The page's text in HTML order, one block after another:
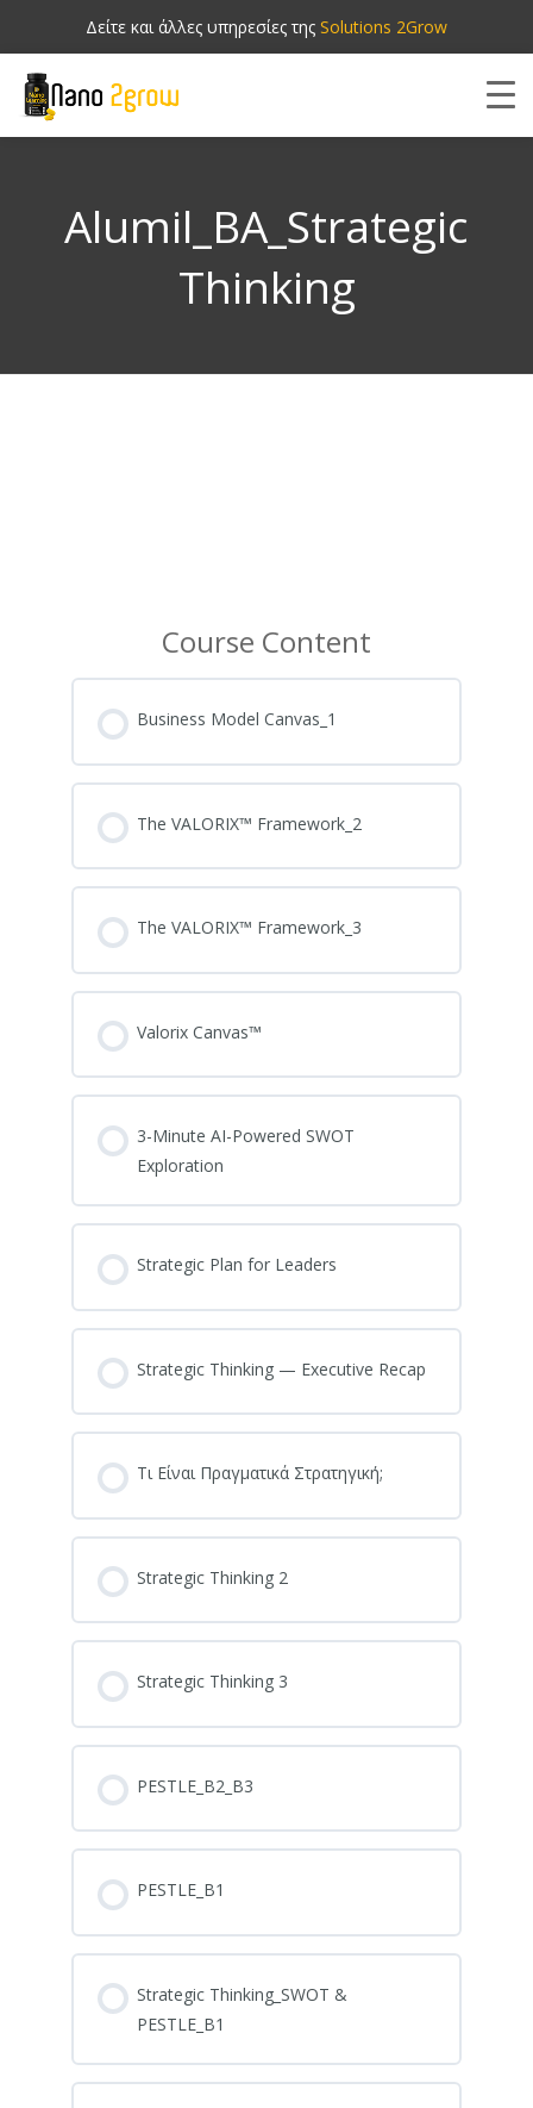
Δείτε και άλλες υπηρεσίες της Solutions 2Grow
Alumil_BA_Strategic
Thinking
Course Content
Business Model Canvas_1
The VALORIX™ Framework_2
The VALORIX™ Framework_3
Valorix Canvas™
3-Minute AI-Powered SWOT
Exploration
Strategic Plan for Leaders
Strategic Thinking — Executive Recap
Τι Είναι Πραγματικά Στρατηγική;
Strategic Thinking 2
Strategic Thinking 3
PESTLE_B2_B3
PESTLE_B1
Strategic Thinking_SWOT &
PESTLE_B1